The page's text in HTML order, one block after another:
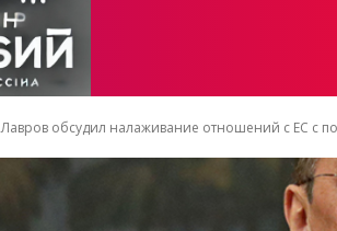
Лавров обсудил налаживание отношений с ЕС с